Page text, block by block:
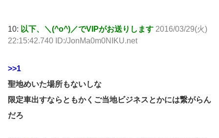
10: 以下、＼(^o^)／でVIPがお送りします 2016/03/29(火)
22:15:42.740 ID:/JonMa0m0NIKU.net
>>1
聖地めいた場所もないしな
限定車出すならともかくご当地ビジネスとかには繋がらん
だろ